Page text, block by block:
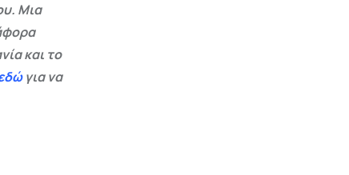
Μια
και το
για να